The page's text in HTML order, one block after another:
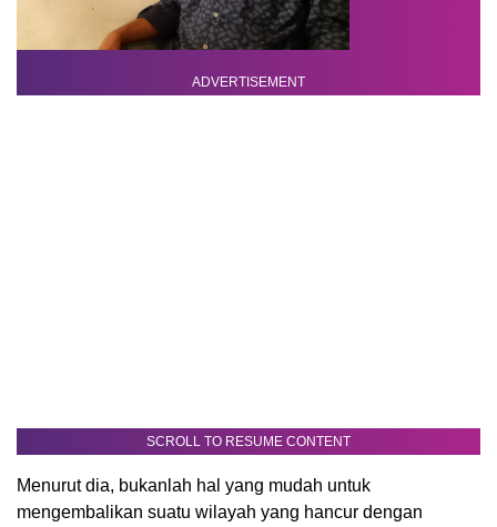
ADVERTISEMENT
SCROLL TO RESUME CONTENT
Menurut dia, bukanlah hal yang mudah untuk
mengembalikan suatu wilayah yang hancur dengan